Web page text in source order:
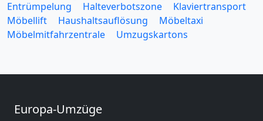
Entrümpelung
Halteverbotszone
Klaviertransport
Möbellift
Haushaltsauflösung
Möbeltaxi
Möbelmitfahrzentrale
Umzugskartons
Europa-Umzüge